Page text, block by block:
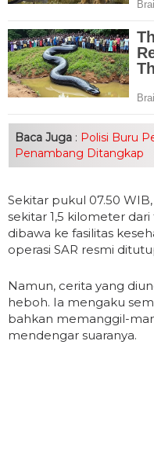
Baca Juga : Polisi Buru
Penambang Ditangkap
Sekitar pukul 07.50
sekitar 1,5 kilometer
dibawa ke fasilitas
operasi SAR resmi
Namun, cerita yang
heboh. Ia mengaku
bahkan memanggil-
mendengar suaranya.